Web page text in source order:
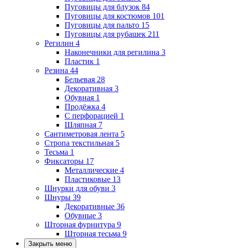
Пуговицы для блузок 84
Пуговицы для костюмов 101
Пуговицы для пальто 15
Пуговицы для рубашек 211
Регилин 4
Наконечники для регилина 3
Пластик 1
Резина 44
Бельевая 28
Декоративная 3
Обувная 1
Продёжка 4
С перфорацией 1
Шляпная 7
Сантиметровая лента 5
Стропа текстильная 5
Тесьма 1
Фиксаторы 17
Металлические 4
Пластиковые 13
Шнурки для обуви 3
Шнуры 39
Декоративные 36
Обувные 3
Шторная фурнитура 9
Шторная тесьма 9
Закрыть меню